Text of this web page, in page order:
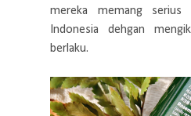
mereka memang
Indonesia dehgan
berlaku.